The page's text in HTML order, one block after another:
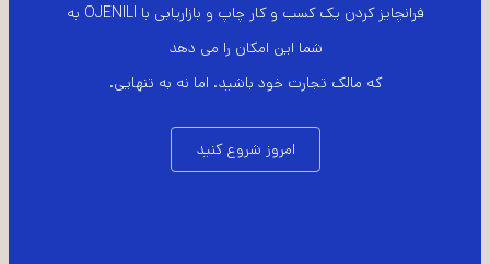
فرانچایز کردن یک کسب و کار چاپ و بازاریابی با OJENILI به
شما این امکان را می دهد
که مالک تجارت خود باشید. اما نه به تنهایی.
امروز شروع کنید